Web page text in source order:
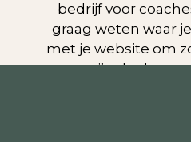
bedrijf voor
graag weten waar
met je website om
van mijn